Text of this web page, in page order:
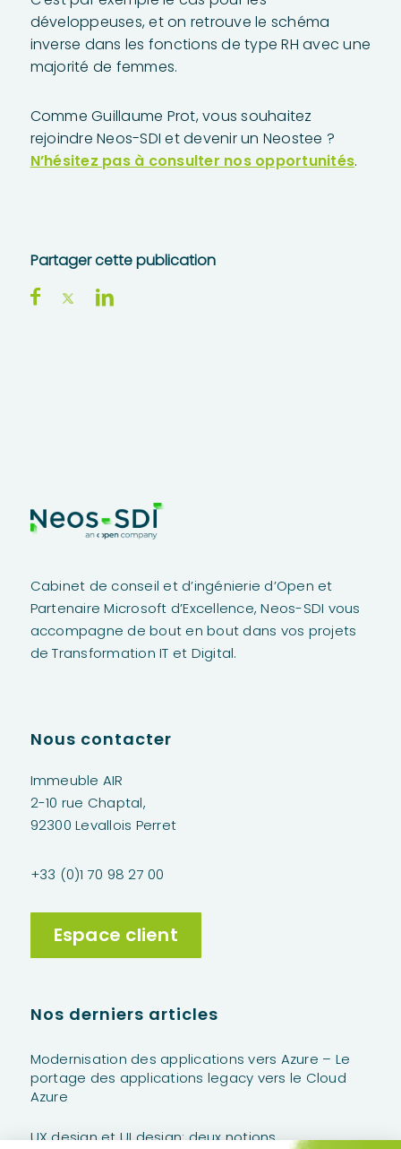
développeuses, et on retrouve le schéma
inverse dans les fonctions de type RH avec une
majorité de femmes.
Comme Guillaume Prot, vous souhaitez
rejoindre Neos-SDI et devenir un Neostee ?
N’hésitez pas à consulter nos opportunités.
Partager cette publication
Cabinet de conseil et d’ingénierie d’Open et
Partenaire Microsoft d’Excellence,Neos-SDI vous
accompagne de bout en bout dans vos projets
de Transformation IT et Digital.
Nous contacter
Immeuble AIR
2-10 rue Chaptal,
92300 Levallois Perret
+33 (0)1 70 98 27 00
Espace client
Nos derniers articles
Modernisation des applications vers Azure – Le
portage des applications legacy vers le Cloud
Azure
UX design et UI design: deux notions